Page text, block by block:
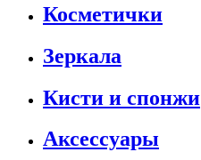
Косметички
Зеркала
Кисти и спонжи
Аксессуары